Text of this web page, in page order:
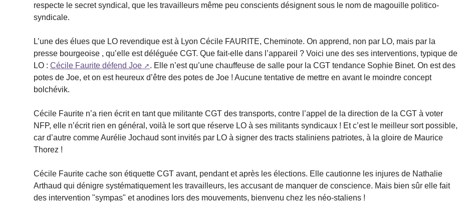
respecte le secret syndical, que les travailleurs même peu conscients désignent sous le nom de magouille politico-
syndicale.
L’une des élues que LO revendique est à Lyon Cécile FAURITE, Cheminote. On apprend, non par LO, mais par la
presse bourgeoise , qu’elle est déléguée CGT. Que fait-elle dans l’appareil ? Voici une des ses interventions, typique de
LO :Cécile Faurite défend Joe
. Elle n’est qu’une chauffeuse de salle pour la CGT tendance Sophie Binet. On est des
potes de Joe, et on est heureux d’être des potes de Joe ! Aucune tentative de mettre en avant le moindre concept
bolchévik.
Cécile Faurite n’a rien écrit en tant que militante CGT des transports, contre l’appel de la direction de la CGT à voter
NFP, elle n’écrit rien en général, voilà le sort que réserve LO à ses militants syndicaux ! Et c’est le meilleur sort possible,
car d’autre comme Aurélie Jochaud sont invités par LO à signer des tracts staliniens patriotes, à la gloire de Maurice
Thorez !
Cécile Faurite cache son étiquette CGT avant, pendant et après les élections. Elle cautionne les injures de Nathalie
Arthaud qui dénigre systématiquement les travailleurs, les accusant de manquer de conscience. Mais bien sûr elle fait
des intervention "sympas" et anodines lors des mouvements, bienvenu chez les néo-staliens !